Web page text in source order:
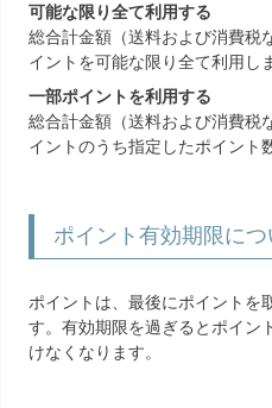
可能な限り全て利用する
総合計金額（送料および消費税
イントを可能な限り全て利用し
一部ポイントを利用する
総合計金額（送料および消費税
イントのうち指定したポイント
ポイント有効期限につ
ポイントは、最後にポイントを
す。有効期限を過ぎるとポイン
けなくなります。